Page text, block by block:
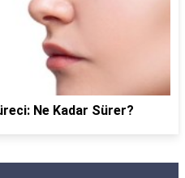
Ne Kadar Sürer?